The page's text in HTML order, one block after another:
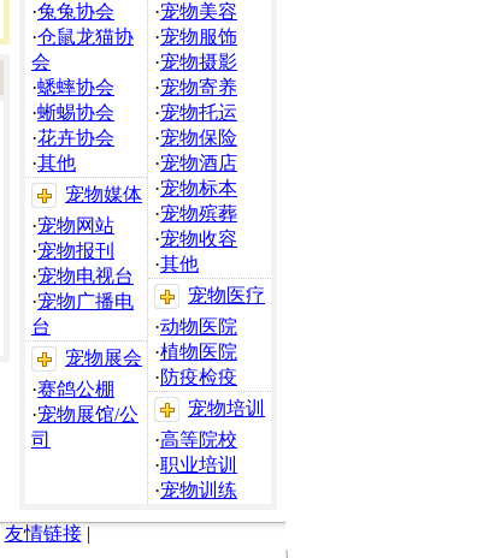
·兔兔协会
·仓鼠龙猫协
会
·蟋蟀协会
·蜥蜴协会
·花卉协会
·其他
宠物媒体
·宠物网站
·宠物报刊
·宠物电视台
·宠物广播电
台
宠物展会
·赛鸽公棚
·宠物展馆/公
司
·宠物美容
·宠物服饰
·宠物摄影
·宠物寄养
·宠物托运
·宠物保险
·宠物酒店
·宠物标本
·宠物殡葬
·宠物收容
·其他
宠物医疗
·动物医院
·植物医院
·防疫检疫
宠物培训
·高等院校
·职业培训
·宠物训练
友情链接|